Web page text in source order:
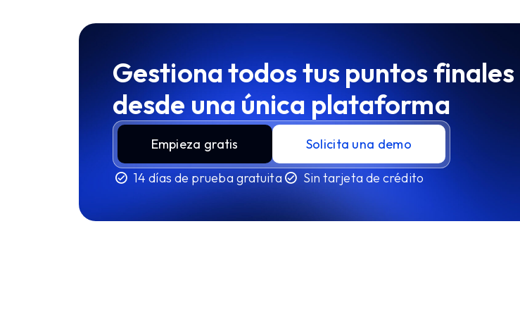
Gestiona todos tus puntos finales
desde una única plataforma
Empieza gratis Solicita una demo
14 días de prueba gratuita Sin tarjeta de crédito